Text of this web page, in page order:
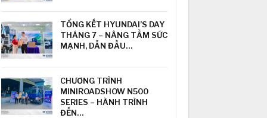
TỔNG KẾT HYUNDAI’S DAY
THÁNG 7 – NÂNG TẦM SỨC
MẠNH, DẪN ĐẦU…
CHƯƠNG TRÌNH
MINIROADSHOW N500
SERIES – HÀNH TRÌNH
ĐẾN…